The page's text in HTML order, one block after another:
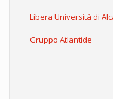
Libera Università di
Gruppo Atlantide